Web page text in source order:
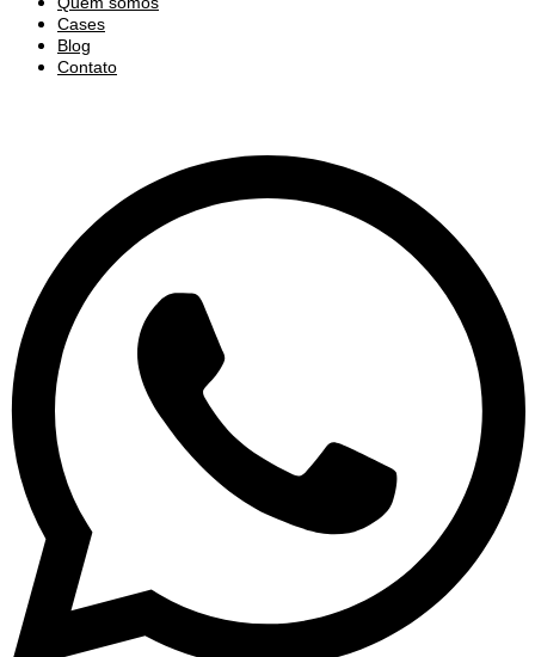
Cases
Blog
Contato